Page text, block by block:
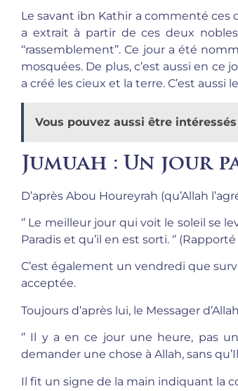
Le savant ibn Kathir a commenté ces
a extrait à partir de ces deux
‘‘rassemblement’’. Ce jour a été
mosquées. De plus, c’est aussi en ce
a créé les cieux et la terre. C’est
Vous pouvez aussi être
Jumuah : Un jour
D’après Abou Houreyrah (qu’Allah
‘’ Le meilleur jour qui voit le soleil se
Paradis et qu’il en est sorti. ‘’
C’est également un vendredi que
acceptée.
Toujours d’après lui, le Messager
‘’ Il y a en ce jour une heure, pas
demander une chose à Allah, sans
Il fit un signe de la main indiquant la